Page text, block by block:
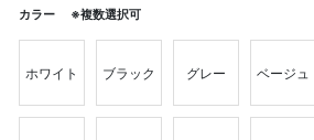
カラー ※複数選択可
ホワイト ブラック グレー ベージュ